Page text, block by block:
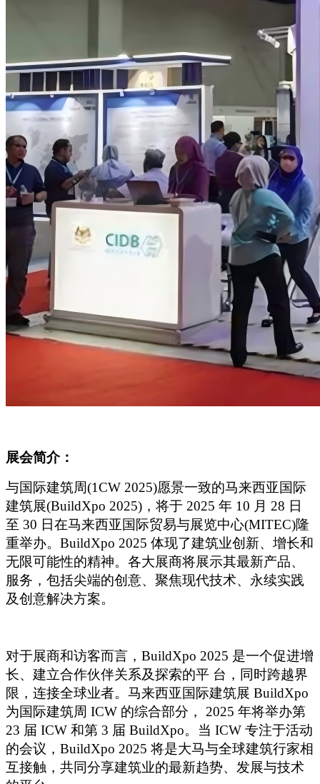
展会简介：
与国际建筑周(1CW 2025)愿景一致的马来西亚国际
建筑展(BuildXpo 2025)，将于 2025 年 10 月 28 日
至 30 日在马来西亚国际贸易与展览中心(MITEC)隆
重举办。BuildXpo 2025 体现了建筑业创新、增长和
无限可能性的精神。各大展商将展示其最新产品、
服务，包括尖端的创意、聚焦现代技术、永续实践
及创意解决方案。
对于展商和访客而言，BuildXpo 2025 是一个促进增
长、建立合作伙伴关系及探索的平 台，同时跨越界
限，连接全球业者。马来西亚国际建筑展 BuildXpo
为国际建筑周 ICW 的综合部分， 2025 年将举办第
23 届 ICW 和第 3 届 BuildXpo。当 ICW 专注于活动
的会议，BuildXpo 2025 将是大马与全球建筑行家相
互接触，共同分享建筑业的最新趋势、发展与技术